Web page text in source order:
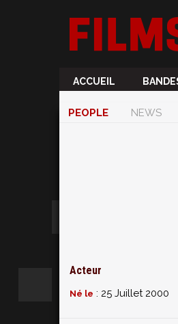
ACCUEIL
PEOPLE NEWS
Acteur
Né le : 25 Juillet 2000